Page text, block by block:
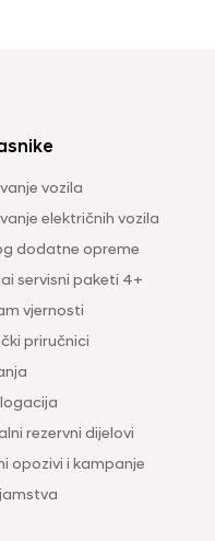
vozila
električnih vozila
dodatne opreme
servisni paketi 4+
vjernosti
priručnici
rezervni dijelovi
opozivi i kampanje